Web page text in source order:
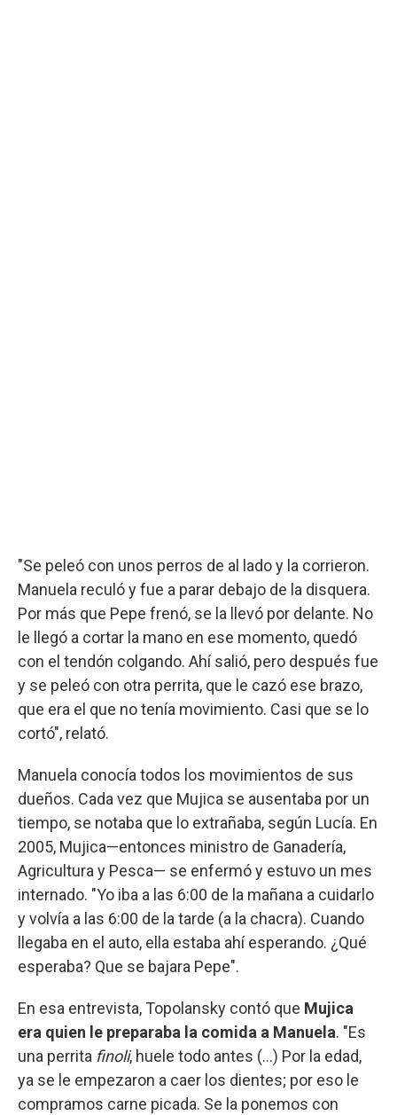
"Se peleó con unos perros de al lado y la corrieron.
Manuela reculó y fue a parar debajo de la disquera.
Por más que Pepe frenó, se la llevó por delante. No
le llegó a cortar la mano en ese momento, quedó
con el tendón colgando. Ahí salió, pero después fue
y se peleó con otra perrita, que le cazó ese brazo,
que era el que no tenía movimiento. Casi que se lo
cortó", relató.
Manuela conocía todos los movimientos de sus
dueños. Cada vez que Mujica se ausentaba por un
tiempo, se notaba que lo extrañaba, según Lucía. En
2005, Mujica—entonces ministro de Ganadería,
Agricultura y Pesca— se enfermó y estuvo un mes
internado. "Yo iba a las 6:00 de la mañana a cuidarlo
y volvía a las 6:00 de la tarde (a la chacra). Cuando
llegaba en el auto, ella estaba ahí esperando. ¿Qué
esperaba? Que se bajara Pepe".
En esa entrevista, Topolansky contó que Mujica
era quien le preparaba la comida a Manuela. "Es
una perrita finoli, huele todo antes (...) Por la edad,
ya se le empezaron a caer los dientes; por eso le
compramos carne picada. Se la ponemos con